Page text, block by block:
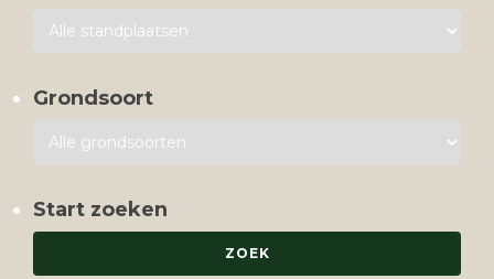
Grondsoort
Start zoeken